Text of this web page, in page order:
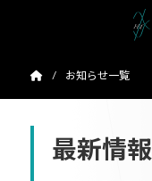
お知らせ一覧
最新情報